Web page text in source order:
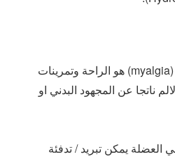
العلاج المفضل للالم العضلي (myalgia) هو الراحة وتمرينات
ناتجا عن المجهود البدني او
العضلة يمكن تبريد / تدفئة